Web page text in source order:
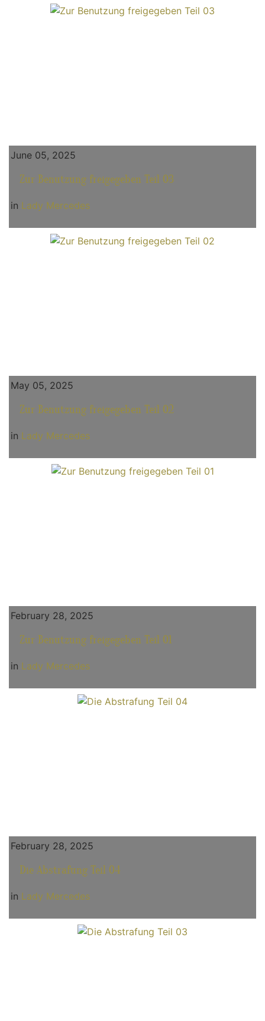
June 05, 2025
Zur Benutzung freigegeben Teil 03
in Lady Mercedes
May 05, 2025
Zur Benutzung freigegeben Teil 02
in Lady Mercedes
February 28, 2025
Zur Benutzung freigegeben Teil 01
in Lady Mercedes
February 28, 2025
Die Abstrafung Teil 04
in Lady Mercedes